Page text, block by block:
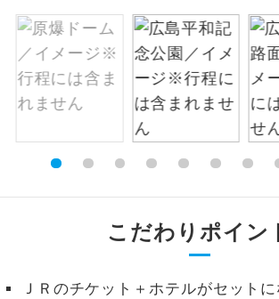
こだわりポイン
ＪＲのチケット＋ホテルがセット
露天風呂
ご宿泊ホテルに露天風
す。
大浴場 ご宿泊ホテルに大浴場
全食事付き
全てのお食事が付い
事の心配はいりません
く）
お部屋にてゆっくりと
だけます。
周りの音を気にせず、
をじっくり聞くことが